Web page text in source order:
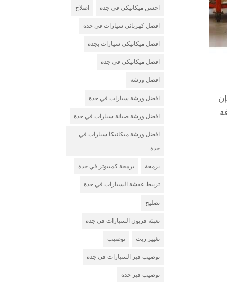
احسن ميكانيكي في جدة اصلاح
افضل كهربائي سيارات في جدة
افضل ميكانيكي سيارات بجدة
افضل ميكانيكي في جدة
افضل ورشة
افضل ورشة سيارات في جدة
افضل ورشة صيانة سيارات في جدة
افضل ورشة ميكانيكا سيارات في
جدة
برمجة برمجة كمبيوتر في جدة
تربيط عفشة السيارات في جدة
تصليح
تعبئة فريون السيارات في جدة
تغيير زيت توضيب
توضيب قير السيارات في جدة
توضيب قير جدة